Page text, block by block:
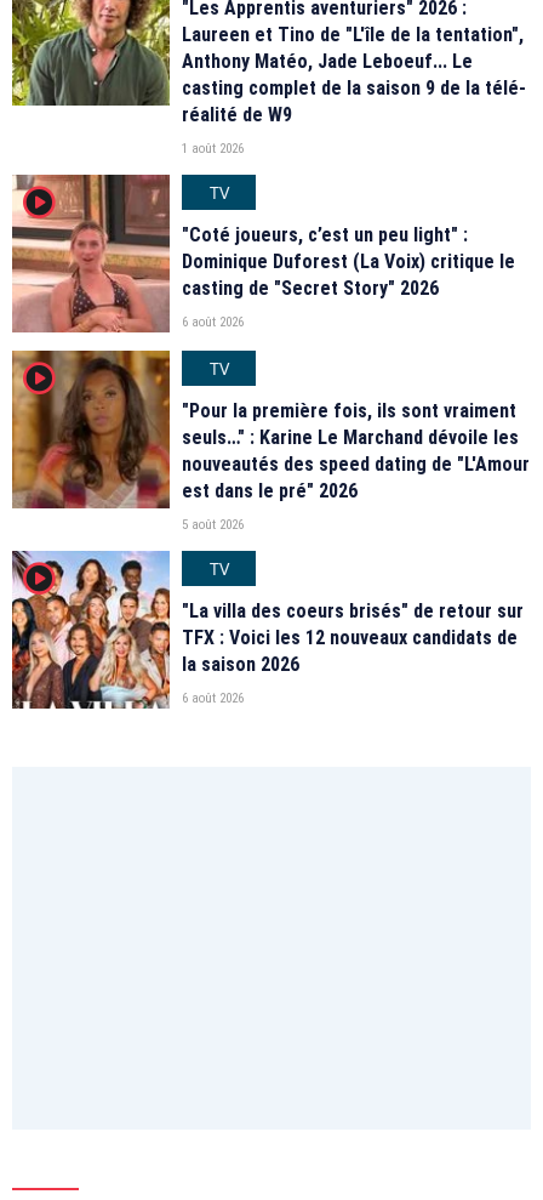
"Les Apprentis aventuriers" 2026 :
Laureen et Tino de "L'île de la tentation",
Anthony Matéo, Jade Leboeuf... Le
casting complet de la saison 9 de la télé-
réalité de W9
1 août 2026
player2
TV
"Coté joueurs, c’est un peu light" :
Dominique Duforest (La Voix) critique le
casting de "Secret Story" 2026
6 août 2026
player2
TV
"Pour la première fois, ils sont vraiment
seuls…" : Karine Le Marchand dévoile les
nouveautés des speed dating de "L'Amour
est dans le pré" 2026
5 août 2026
player2
TV
"La villa des coeurs brisés" de retour sur
TFX : Voici les 12 nouveaux candidats de
la saison 2026
6 août 2026